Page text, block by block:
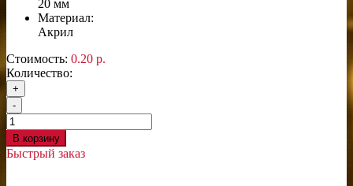
20 мм
Материал:
Акрил
Стоимость: 0.20 р.
Количество:
+
-
В корзину
Быстрый заказ